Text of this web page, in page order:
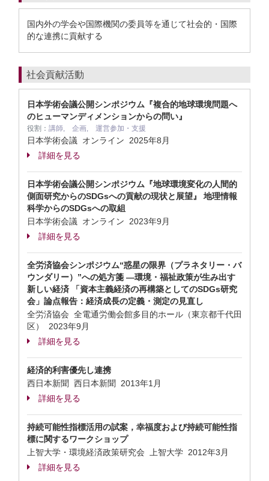
国内外の学会や国際機関の委員等を通じて社会的・国際
的な連携に貢献する
社会貢献活動
日本学術会議公開シンポジウム『複合的地球環境問題へ
のヒューマンディメンションからの問い』
役割： 講師, 企画, 運営参加・支援
日本学術会議 オンライン 2025年8月
詳細を見る
日本学術会議公開シンポジウム『地球環境変化の人間的
側面研究からのSDGsへの貢献の現状と展望』 地理情報
科学からのSDGsへの取組
日本学術会議 オンライン 2023年9月
詳細を見る
全労済協会シンポジウム“惑星の限界（プラネタリー・バ
ウンダリー）”への処方箋 ―環境・福祉政策が生み出す
新しい経済 「資本主義経済の再構築としてのSDGs研究
会」論点報告：経済成長の定義・測定の見直し
全労済協会 全電通労働会館多目的ホール（東京都千代田
区） 2023年9月
詳細を見る
経済的利害優先し連携
西日本新聞 西日本新聞 2013年1月
詳細を見る
持続可能性指標活用の試案，幸福度および持続可能性指
標に関するワークショップ
上智大学・環境経済政策研究会 上智大学 2012年3月
詳細を見る